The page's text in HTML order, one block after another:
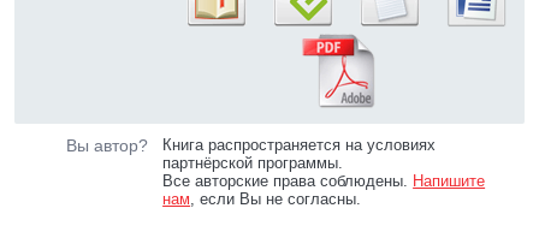
Вы автор?
Книга распространяется на условиях
партнёрской программы.
Все авторские права соблюдены. Напишите
нам, если Вы не согласны.